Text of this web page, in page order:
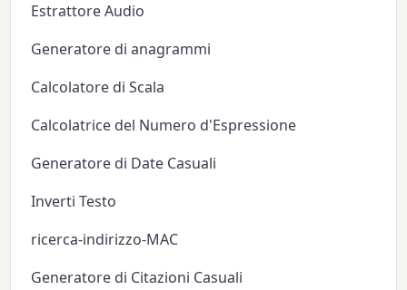
Estrattore Audio
Generatore di anagrammi
Calcolatore di Scala
Calcolatrice del Numero d'Espressione
Generatore di Date Casuali
Inverti Testo
ricerca-indirizzo-MAC
Generatore di Citazioni Casuali